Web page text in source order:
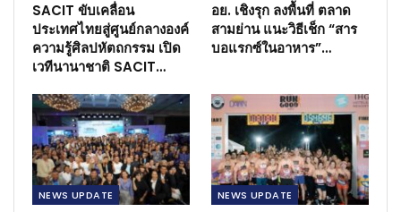
SACIT ขับเคลื่อน
ประเทศไทยสู่ศูนย์กลางองค์
ความรู้ศิลปหัตถกรรม เปิด
เวทีนานาชาติ SACIT…
อย. เชิงรุก ลงพื้นที่ ตลาด
สามย่าน แนะวิธีเช็ก “สาร
บอแรกซ์ในอาหาร”…
NEWS​ UPDATE NEWS​ UPDATE